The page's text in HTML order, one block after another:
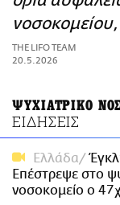
ΑΜΠΑ
PRINT
νοσοκομείου,
THE LIFO TEAM
20.5.2026
ΨΥΧΙΑΤΡΙΚΟ
ΕΙΔΗΣΕΙΣ
Ελλάδα
Επέστρεψε στο
νοσοκομείο ο